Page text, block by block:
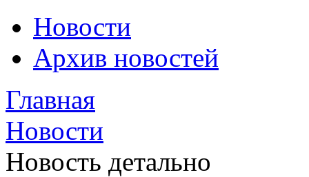
Новости
Архив новостей
Главная
Новости
Новость детально